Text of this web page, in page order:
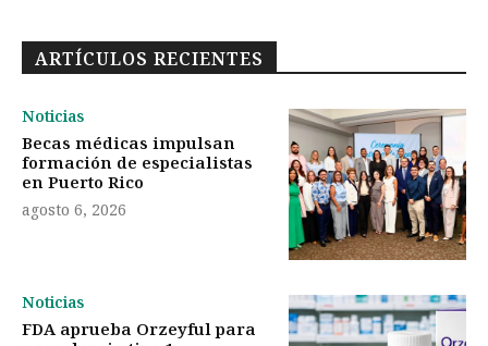
ARTÍCULOS RECIENTES
Noticias
Becas médicas impulsan
formación de especialistas
en Puerto Rico
agosto 6, 2026
Noticias
FDA aprueba Orzeyful para